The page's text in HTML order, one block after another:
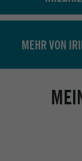
MEHR VON